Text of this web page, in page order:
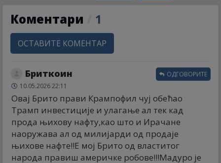
Коментари 1
ОСТАВИТЕ КОМЕНТАР
Бриткоин
10.05.2026 22:11
Овај Брито прави Крампофил чуј обећао
Трамп инвестиције и улагање ал тек кад
прода њихову нафту,као што и Ирачане
наоружава ал од милијарди од продаје
њихове нафте!!Е мој Брито од властитог
народа правиш америчке робове!!!Мадуро је
ОДГОВОРИТЕ